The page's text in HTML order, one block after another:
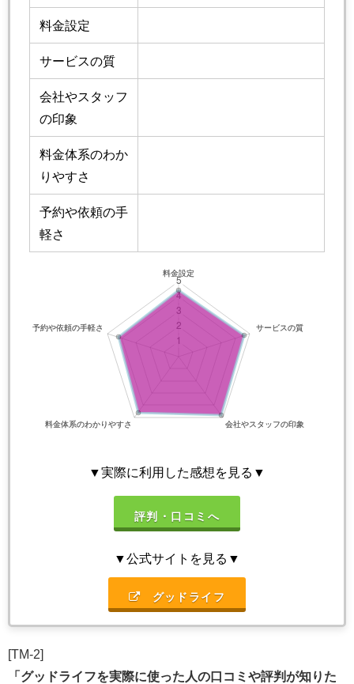
料金設定
サービスの質
会社やスタッフ
の印象
料金体系のわか
りやすさ
予約や依頼の手
軽さ
▼実際に利用した感想を見る▼
評判・口コミへ
▼公式サイトを見る▼
グッドライフ
[TM-2]
「グッドライフを実際に使った人の口コミや評判が知りた